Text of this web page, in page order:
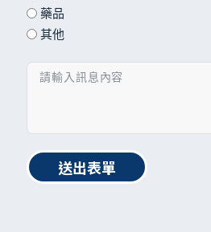
藥品
其他
送出表單